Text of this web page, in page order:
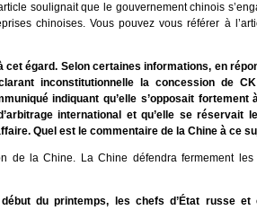
soulignait que le gouvernement chinois
chinoises. Vous pouvez vous référer à
cet égard. Selon certaines informations, en
inconstitutionnelle la concession de
indiquant qu’elle s’opposait fortement
international et qu’elle se réservait
Quel est le commentaire de la Chine à ce
de la Chine. La Chine défendra fermement les
du printemps, les chefs d’État russe et